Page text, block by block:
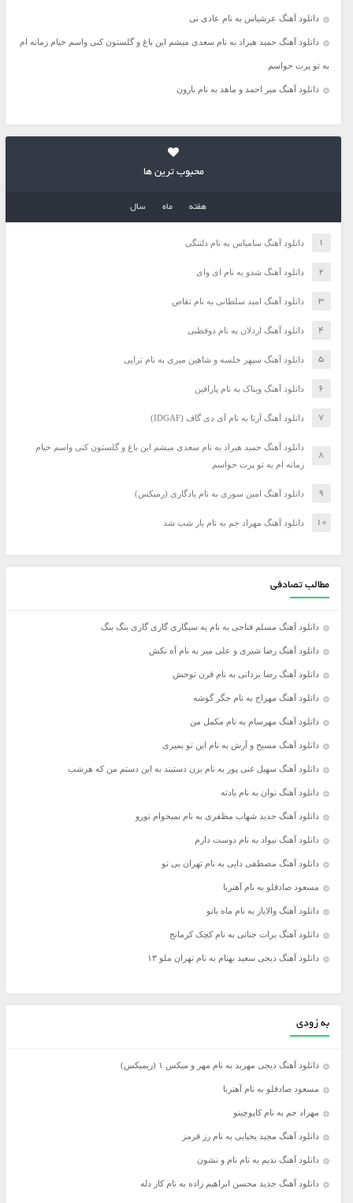
دانلود آهنگ عرشیاس به نام عادی نی
دانلود آهنگ حمید هیراد به نام سعدی میشم این باغ و گلستون کنی واسم خیام زمانه ام
به تو پرت حواسم
دانلود آهنگ میر احمد و ماهد به نام بارون
محبوب ترین ها
هفته ماه سال
دانلود آهنگ سامیاس به نام دلتنگی
دانلود آهنگ شدو به نام ای وای
دانلود آهنگ امید سلطانی به نام تقاص
دانلود آهنگ اردلان به نام دوقطبی
دانلود آهنگ سپهر خلسه و شاهین میری به نام تراپی
دانلود آهنگ ویناک به نام پارافین
دانلود آهنگ آرتا به نام آی دی گاف (IDGAF)
دانلود آهنگ حمید هیراد به نام سعدی میشم این باغ و گلستون کنی واسم خیام
زمانه ام به تو پرت حواسم
دانلود آهنگ امین سوری به نام یادگاری (رمیکس)
دانلود آهنگ مهراد جم به نام باز شب شد
مطالب تصادفی
دانلود آهنگ مسلم فتاحی به نام یه سیگاری گاری گاری بنگ بنگ
دانلود آهنگ رضا شیری و علی میر به نام آه نکش
دانلود آهنگ رضا یزدانی به نام قرن توحش
دانلود آهنگ مهراج به نام جگر گوشه
دانلود آهنگ مهرسام به نام مکمل من
دانلود آهنگ مسیح و آرش به نام این تو بمیری
دانلود آهنگ سهیل غنی پور به نام بزن دستبند به این دستم من که هرشب
دانلود آهنگ نوان به نام یادته
دانلود آهنگ جدید شهاب مظفری به نام نمیخوام تورو
دانلود آهنگ نیواد به نام دوست دارم
دانلود آهنگ مصطفی دایی به نام تهران بی تو
مسعود صادقلو به نام آهنربا
دانلود آهنگ والایار به نام ماه بانو
دانلود آهنگ برات جنانی به نام کچک کرمانج
دانلود آهنگ دیجی سعید بهنام به نام تهران ملو ۱۳
به زودی
دانلود آهنگ دیجی مهربد به نام مهر و میکس ۱ (ریمیکس)
مسعود صادقلو به نام آهنربا
مهراد جم به نام کاپوچینو
دانلود آهنگ مجید یحیایی به نام رز قرمز
دانلود آهنگ ندیم به نام نام و نشون
دانلود آهنگ جدید محسن ابراهیم زاده به نام کار دله